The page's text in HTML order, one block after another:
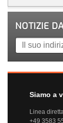
NOTIZIE
Siamo a
Linea
+49 3583